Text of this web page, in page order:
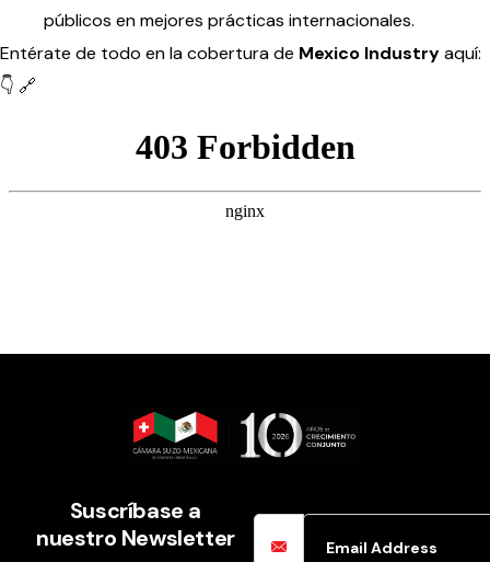
públicos en mejores prácticas internacionales.
Entérate de todo en la cobertura de Mexico Industryaquí:
👇 🔗
Suscríbase a
nuestro Newsletter